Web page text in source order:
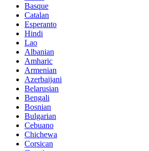
Basque
Catalan
Esperanto
Hindi
Lao
Albanian
Amharic
Armenian
Azerbaijani
Belarusian
Bengali
Bosnian
Bulgarian
Cebuano
Chichewa
Corsican